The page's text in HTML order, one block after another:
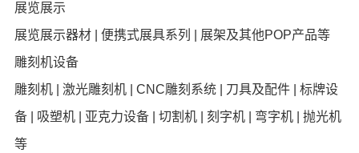
展览展示
展览展示器材 | 便携式展具系列 | 展架及其他POP产品等
雕刻机设备
雕刻机 | 激光雕刻机 | CNC雕刻系统 | 刀具及配件 | 标牌设
备 | 吸塑机 | 亚克力设备 | 切割机 | 刻字机 | 弯字机 | 抛光机
等